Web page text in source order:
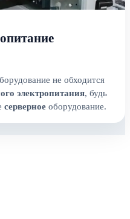
не обходится
электропитания, будь
серверное оборудование.